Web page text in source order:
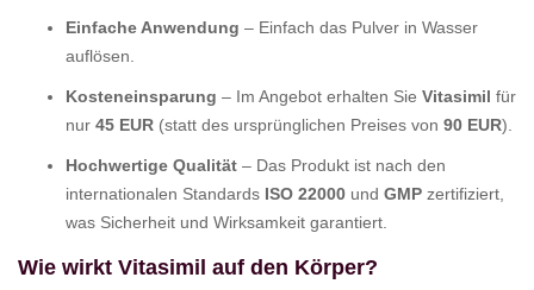
Einfache Anwendung – Einfach das Pulver in Wasser
auflösen.
Kosteneinsparung – Im Angebot erhalten Sie Vitasimil für
nur 45 EUR (statt des ursprünglichen Preises von 90 EUR).
Hochwertige Qualität – Das Produkt ist nach den
internationalen Standards ISO 22000 und GMP zertifiziert,
was Sicherheit und Wirksamkeit garantiert.
Wie wirkt Vitasimil auf den Körper?